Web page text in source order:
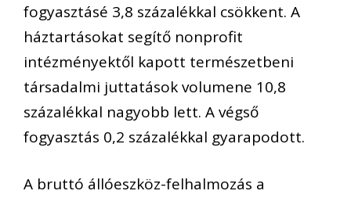
fogyasztásé 3,8 százalékkal csökkent. A
háztartásokat segítő nonprofit
intézményektől kapott természetbeni
társadalmi juttatások volumene 10,8
százalékkal nagyobb lett. A végső
fogyasztás 0,2 százalékkal gyarapodott.
A bruttó állóeszköz-felhalmozás a